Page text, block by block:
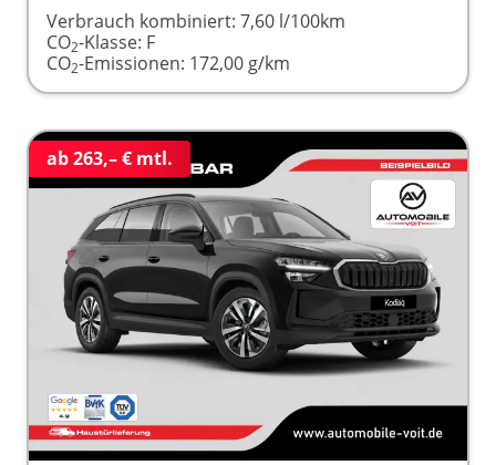
Verbrauch kombiniert: 7,60 l/100km
CO2-Klasse: F
CO2-Emissionen: 172,00 g/km
ab 263,– € mtl.